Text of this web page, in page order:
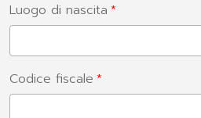
Luogo di nascita
Codice fiscale